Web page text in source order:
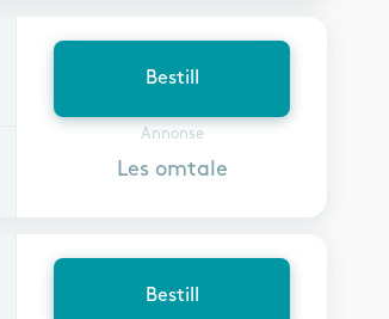
Bestill
Annonse
Les omtale
Bestill